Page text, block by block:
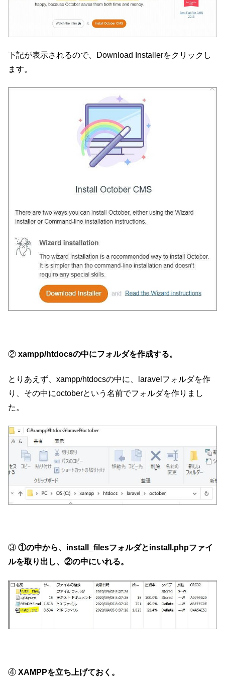
下記が表示されるので、Download Installerをクリックし
ます。
② xampp/htdocsの中にフォルダを作成する。
とりあえず、xampp/htdocsの中に、laravelフォルダを作
り、その中にoctoberという名前でフォルダを作りまし
た。
③ ①の中から、install_filesフォルダとinstall.phpファイ
ルを取り出し、②の中にいれる。
④ XAMPPを立ち上げておく。